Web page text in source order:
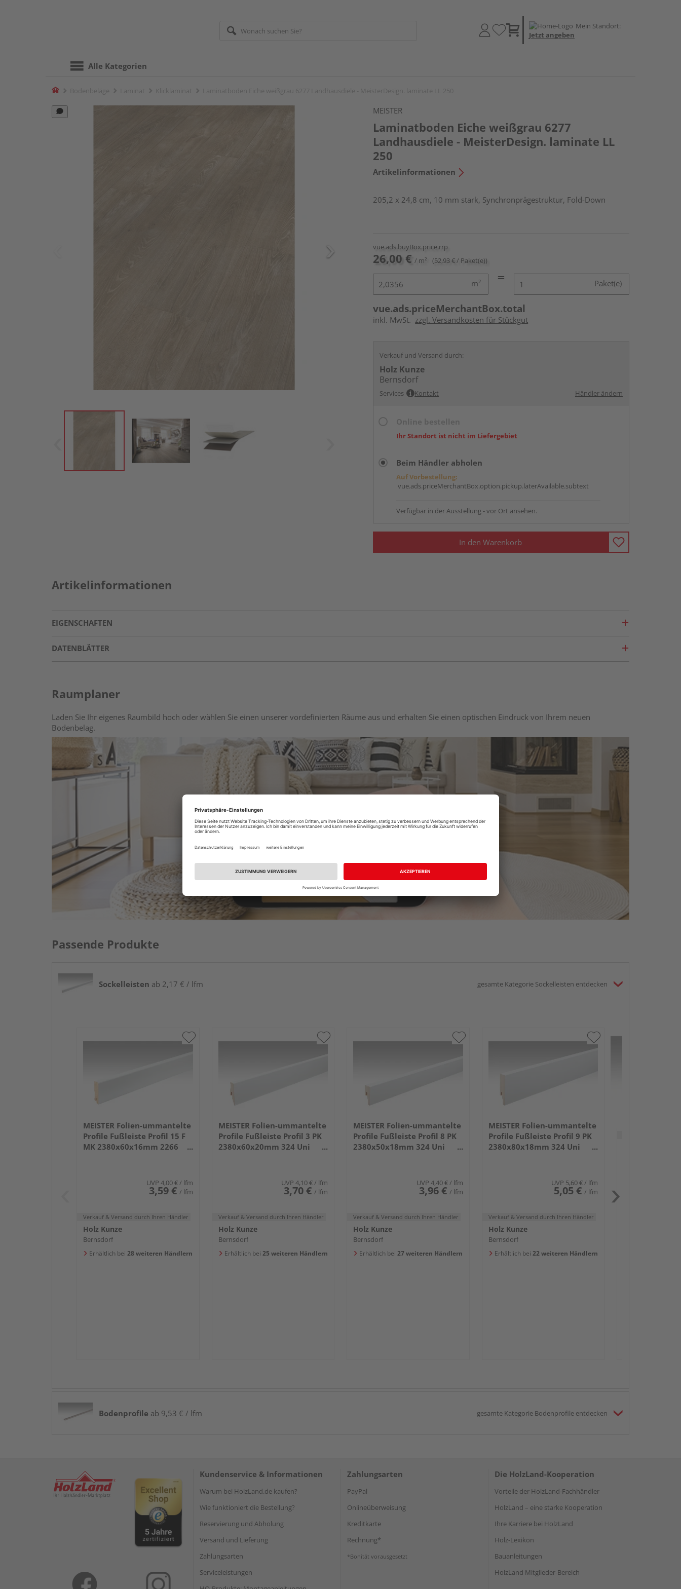
Mein Standort:
Jetzt angeben
Alle Kategorien
Home
MEISTER
Laminatboden Eiche weißgrau 6277
Landhausdiele - MeisterDesign. laminate LL
250
Artikelinformationen
205,2 x 24,8 cm, 10 mm stark, Synchronprägestruktur, Fold-Down
vue.ads.buyBox.price.rrp
26,00 € / m² (52,93 € / Paket(e))
m² Paket(e)
vue.ads.priceMerchantBox.total
inkl. MwSt. zzgl. Versandkosten für Stückgut
Verkauf und Versand durch:
Holz Kunze
Bernsdorf
Services Kontakt Händler ändern
Ihr Standort ist nicht im Liefergebiet
Beim Händler abholen
Auf Vorbestellung:
vue.ads.priceMerchantBox.option.pickup.laterAvailable.subtext
Verfügbar in der Ausstellung - vor Ort ansehen.
In den Warenkorb
Artikelinformationen
EIGENSCHAFTEN
DATENBLÄTTER
Raumplaner
Laden Sie Ihr eigenes Raumbild hoch oder wählen Sie einen unserer vordefinierten Räume aus und erhalten Sie einen optischen Eindruck von Ihrem neuen
Bodenbelag.
Raumplaner
Passende Produkte
Sockelleisten ab 2,17 € / lfm gesamte Kategorie Sockelleisten entdecken
MEISTER Folien-ummantelte
Profile Fußleiste Profil 15 F
MK 2380x60x16mm 2266
UVP 4,00 € / lfm
3,59 € / lfm
Verkauf & Versand durch Ihren Händler
Holz Kunze
Bernsdorf
Erhältlich bei 28 weiteren Händlern
MEISTER Folien-ummantelte
Profile Fußleiste Profil 3 PK
2380x60x20mm 324 Uni
UVP 4,10 € / lfm
3,70 € / lfm
Verkauf & Versand durch Ihren Händler
Holz Kunze
Bernsdorf
Erhältlich bei 25 weiteren Händlern
MEISTER Folien-ummantelte
Profile Fußleiste Profil 8 PK
2380x50x18mm 324 Uni
UVP 4,40 € / lfm
3,96 € / lfm
Verkauf & Versand durch Ihren Händler
Holz Kunze
Bernsdorf
Erhältlich bei 27 weiteren Händlern
MEISTER Folien-ummantelte
Profile Fußleiste Profil 9 PK
2380x80x18mm 324 Uni
UVP 5,60 € / lfm
5,05 € / lfm
Verkauf & Versand durch Ihren Händler
Holz Kunze
Bernsdorf
Erhältlich bei 22 weiteren Händlern
Bodenprofile ab 9,53 € / lfm gesamte Kategorie Bodenprofile entdecken
Kundenservice & Informationen
Warum bei HolzLand.de kaufen?
Wie funktioniert die Bestellung?
Reservierung und Abholung
Versand und Lieferung
Zahlungsarten
Serviceleistungen
Zahlungsarten
PayPal
Onlineüberweisung
Kreditkarte
Rechnung*
*Bonität vorausgesetzt
Die HolzLand-Kooperation
Vorteile der HolzLand-Fachhändler
HolzLand – eine starke Kooperation
Ihre Karriere bei HolzLand
Holz-Lexikon
Bauanleitungen
HolzLand Mitglieder-Bereich